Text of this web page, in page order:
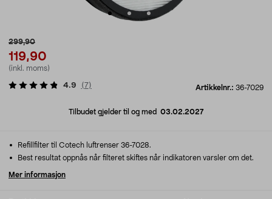
299,90
119,90
(inkl. moms)
Artikkelnr.: 36-7029
4.9 (7)
Tilbudet gjelder til og med 03.02.2027
Refillfilter til Cotech luftrenser 36-7028.
Best resultat oppnås når filteret skiftes når indikatoren varsler om det.
Mer informasjon